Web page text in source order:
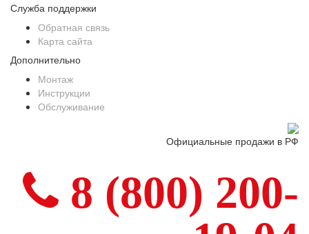
Служба поддержки
Обратная связь
Карта сайта
Дополнительно
Монтаж
Инструкции
Обслуживание
Официальные продажи в РФ
8 (800) 200-